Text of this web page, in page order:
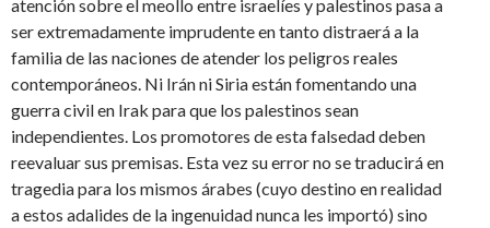
atención sobre el meollo entre israelíes y palestinos pasa a
ser extremadamente imprudente en tanto distraerá a la
familia de las naciones de atender los peligros reales
contemporáneos. Ni Irán ni Siria están fomentando una
guerra civil en Irak para que los palestinos sean
independientes. Los promotores de esta falsedad deben
reevaluar sus premisas. Esta vez su error no se traducirá en
tragedia para los mismos árabes (cuyo destino en realidad
a estos adalides de la ingenuidad nunca les importó) sino